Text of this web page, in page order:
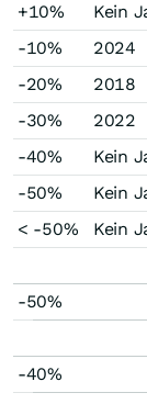
+10%
Kein
-10%
2024
-20%
2018
-30%
2022
-40%
Kein
-50%
Kein
< -50%
Kein
-50%
-40%